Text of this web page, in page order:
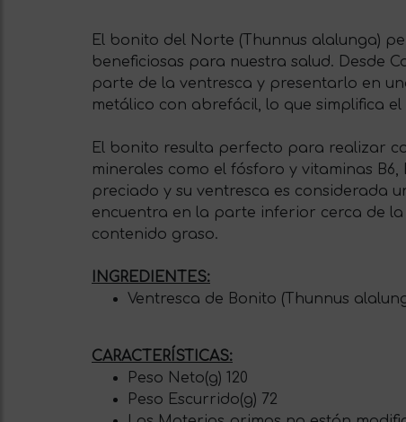
El bonito del Norte (Thunnus alalunga)
beneficiosas para nuestra salud. Desde
parte de la ventresca y presentarlo en
metálico con abrefácil, lo que simplifica
El bonito resulta perfecto para realizar
minerales como el fósforo y vitaminas
preciado y su ventresca es considerada
encuentra en la parte inferior cerca de
contenido graso.
INGREDIENTES:
Ventresca de Bonito (Thunnus
CARACTERÍSTICAS:
Peso Neto(g) 120
Peso Escurrido(g) 72